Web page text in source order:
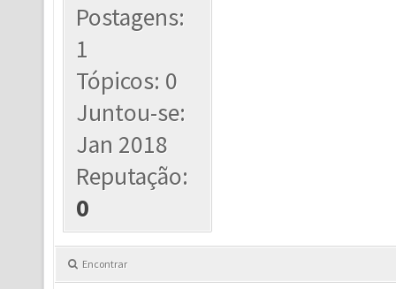
Postagens:
1
Tópicos: 0
Juntou-se:
Jan 2018
Reputação:
0
Encontrar